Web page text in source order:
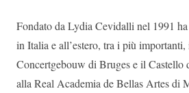
Fondato da Lydia Cevidalli nel 1991
in Italia e all’estero, tra i più
Concertgebouw di Bruges e il Castello
alla Real Academia de Bellas Artes di